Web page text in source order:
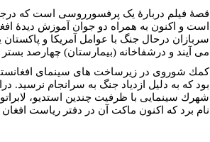
قصۀ فيلم دربارۀ يک پرفسورروسی است که
است و اکنون به همراه دو جوان آموزش ديدۀ
سربازان درحال جنگ با عوامل آمريکا و پاکستان
می آيند و درشفاخانه (بيمارستان) چهارصد
كمك شوروی در زيرساخت های سينمای
بود كه به دليل ازدياد جنگ به سرانجام نرسيد.
شهرك سينمايى با ظرفيت چندين استديو،
نام برد كه اكنون ماكت آن در دفتر رياست